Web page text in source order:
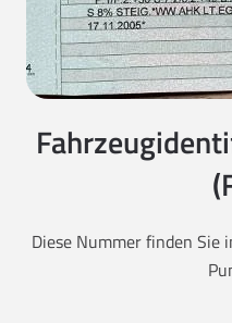
Diese Nummer finden